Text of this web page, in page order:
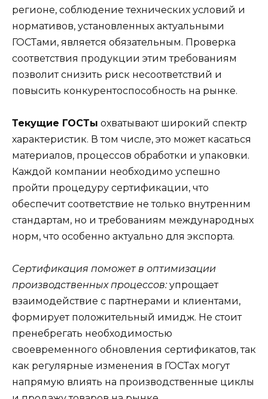
регионе, соблюдение технических условий и
нормативов, установленных актуальными
ГОСТами, является обязательным. Проверка
соответствия продукции этим требованиям
позволит снизить риск несоответствий и
повысить конкурентоспособность на рынке.
Текущие ГОСТы охватывают широкий спектр
характеристик. В том числе, это может касаться
материалов, процессов обработки и упаковки.
Каждой компании необходимо успешно
пройти процедуру сертификации, что
обеспечит соответствие не только внутренним
стандартам, но и требованиям международных
норм, что особенно актуально для экспорта.
Сертификация поможет в оптимизации
производственных процессов:упрощает
взаимодействие с партнерами и клиентами,
формирует положительный имидж. Не стоит
пренебрегать необходимостью
своевременного обновления сертификатов, так
как регулярные изменения в ГОСТах могут
напрямую влиять на производственные циклы